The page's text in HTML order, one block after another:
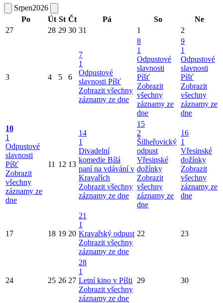
Srpen2026
Po
Út St Čt Pá So
Ne
27
28 29 30 31 1 2
3 4 5 6
7
1
Odpustové
slavnosti Píšť
Zobrazit všechny
záznamy ze dne
8
1
Odpustové
slavnosti
Píšť
Zobrazit
všechny
záznamy ze
dne
9
1
Odpustové
slavnosti
Píšť
Zobrazit
všechny
záznamy ze
dne
10
1
Odpustové
slavnosti
Píšť
Zobrazit
všechny
záznamy ze
dne
11 12 13
14
1
Divadelní
komedie Bílá
paní na vdávání v
Kravařích
Zobrazit všechny
záznamy ze dne
15
2
Šilheřovický
odpust
Vřesinské
dožínky
Zobrazit
všechny
záznamy ze
dne
16
1
Vřesinské
dožínky
Zobrazit
všechny
záznamy ze
dne
17 18 19 20
21
1
Kravařský odpust
Zobrazit všechny
záznamy ze dne
22 23
24 25 26 27
28
1
Letní kino v Píšti
Zobrazit všechny
záznamy ze dne
29 30